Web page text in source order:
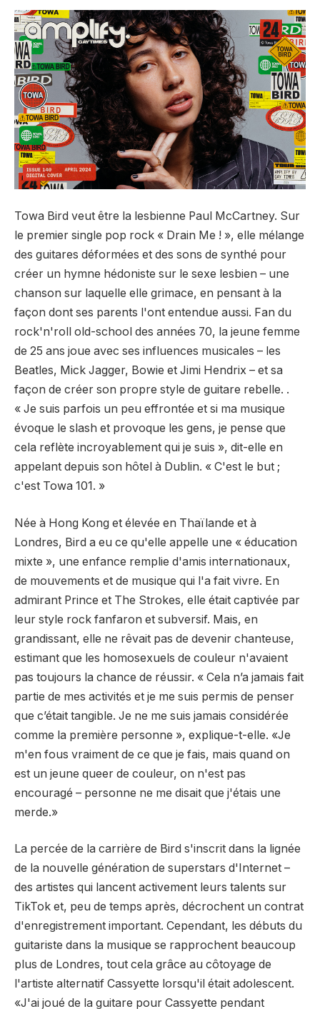
Towa Bird veut être la lesbienne Paul McCartney. Sur
le premier single pop rock « Drain Me ! », elle mélange
des guitares déformées et des sons de synthé pour
créer un hymne hédoniste sur le sexe lesbien – une
chanson sur laquelle elle grimace, en pensant à la
façon dont ses parents l'ont entendue aussi. Fan du
rock'n'roll old-school des années 70, la jeune femme
de 25 ans joue avec ses influences musicales – les
Beatles, Mick Jagger, Bowie et Jimi Hendrix – et sa
façon de créer son propre style de guitare rebelle. .
« Je suis parfois un peu effrontée et si ma musique
évoque le slash et provoque les gens, je pense que
cela reflète incroyablement qui je suis », dit-elle en
appelant depuis son hôtel à Dublin. « C'est le but ;
c'est Towa 101. »
Née à Hong Kong et élevée en Thaïlande et à
Londres, Bird a eu ce qu'elle appelle une « éducation
mixte », une enfance remplie d'amis internationaux,
de mouvements et de musique qui l'a fait vivre. En
admirant Prince et The Strokes, elle était captivée par
leur style rock fanfaron et subversif. Mais, en
grandissant, elle ne rêvait pas de devenir chanteuse,
estimant que les homosexuels de couleur n'avaient
pas toujours la chance de réussir. « Cela n’a jamais fait
partie de mes activités et je me suis permis de penser
que c’était tangible. Je ne me suis jamais considérée
comme la première personne », explique-t-elle. «Je
m'en fous vraiment de ce que je fais, mais quand on
est un jeune queer de couleur, on n'est pas
encouragé – personne ne me disait que j'étais une
merde.»
La percée de la carrière de Bird s'inscrit dans la lignée
de la nouvelle génération de superstars d'Internet –
des artistes qui lancent activement leurs talents sur
TikTok et, peu de temps après, décrochent un contrat
d'enregistrement important. Cependant, les débuts du
guitariste dans la musique se rapprochent beaucoup
plus de Londres, tout cela grâce au côtoyage de
l'artiste alternatif Cassyette lorsqu'il était adolescent.
«J'ai joué de la guitare pour Cassyette pendant